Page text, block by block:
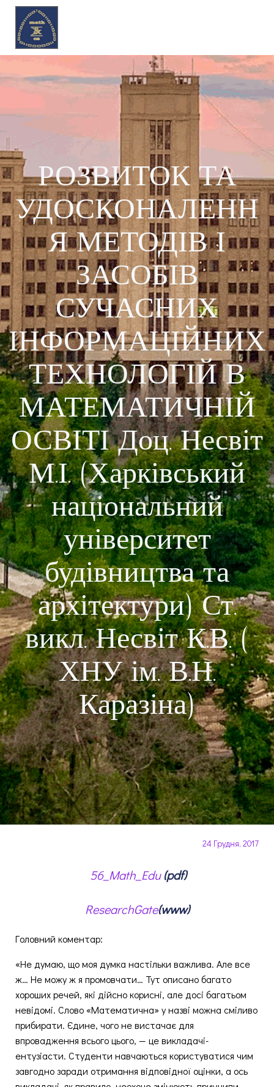
РОЗВИТОК ТА
УДОСКОНАЛЕНН
Я МЕТОДІВ І
ЗАСОБІВ
СУЧАСНИХ
ІНФОРМАЦІЙНИХ
ТЕХНОЛОГІЙ В
МАТЕМАТИЧНІЙ
ОСВІТІ Доц. Несвіт
М.І. (Харківський
національний
університет
будівництва та
архітектури) Ст.
викл. Несвіт К.В. (
ХНУ ім. В.Н.
Каразіна)
24 Грудня, 2017
56_Math_Edu(pdf)
ResearchGate(www)
Головний коментар:
«Не думаю, що моя думка настільки важлива. Але все
ж… Не можу ж я промовчати… Тут описано багато
хороших речей, які дійсно корисні, але досі багатьом
невідомі. Слово «Математична» у назві можна сміливо
прибирати. Єдине, чого не вистачає для
впровадження всього цього, — це викладачі-
ентузіасти. Студенти навчаються користуватися чим
завгодно заради отримання відповідної оцінки, а ось